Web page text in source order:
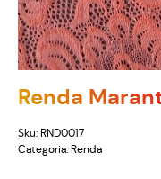
Renda
Sku: RND0017
Categoria: Renda